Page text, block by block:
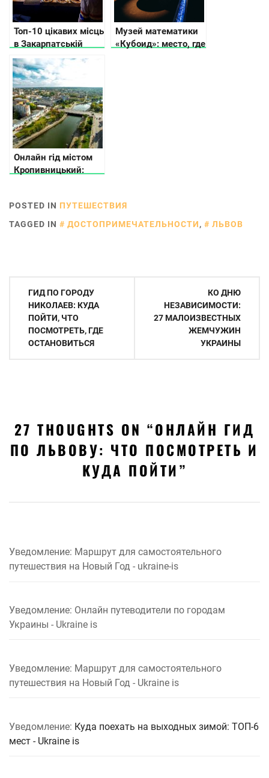
Топ-10 цікавих місць
в Закарпатській
області: для
бюджетного
відпочинку
Музей математики
«Кубоид»: место, где
Онлайн гід містом
Кропивницький:
POSTED IN ПУТЕШЕСТВИЯ
TAGGED IN
ДОСТОПРИМЕЧАТЕЛЬНОСТИ, ЛЬВОВ
Навигация
записям
ГИД ПО ГОРОДУ
НИКОЛАЕВ: КУДА
ПОЙТИ, ЧТО
ПОСМОТРЕТЬ, ГДЕ
ОСТАНОВИТЬСЯ
КО ДНЮ
НЕЗАВИСИМОСТИ:
27 МАЛОИЗВЕСТНЫХ
ЖЕМЧУЖИН
УКРАИНЫ
27 THOUGHTS ON “ОНЛАЙН ГИД
ПО ЛЬВОВУ: ЧТО ПОСМОТРЕТЬ И
КУДА ПОЙТИ”
Уведомление: Маршрут для самостоятельного
путешествия на Новый Год - ukraine-is
Уведомление: Онлайн путеводители по городам
Украины - Ukraine is
Уведомление: Маршрут для самостоятельного
путешествия на Новый Год - Ukraine is
Уведомление: Куда поехать на выходных зимой: ТОП-6
мест - Ukraine is